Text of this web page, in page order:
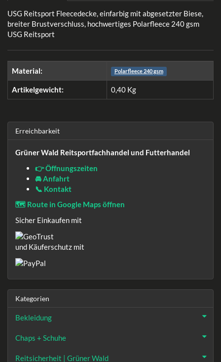
USG Reitsport Fleecedecke, einfarbig mit abgesetzter Biese,
breiter Brustverschluss, hochwertiges Polarfleece 240 gsm
USG Reitsport
Material: Polarfleece 240 gsm
Artikelgewicht: 0,40 Kg
Erreichbarkeit
Grüner Wald Reitsportfachhandel und Futterhandel
👉 Öffnungszeiten
🚘 Anfahrt
📞 Kontakt
🗺️ Route in Google Maps öffnen
Sicher Einkaufen mit
und Käuferschutz mit
Kategorien
Bekleidung
Chaps + Schuhe
Reitsicherheit | Grüner Wald